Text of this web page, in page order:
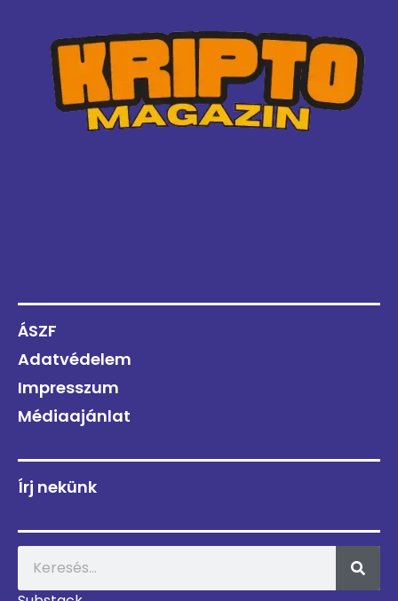
ÁSZF
Adatvédelem
Impresszum
Médiaajánlat
Írj nekünk